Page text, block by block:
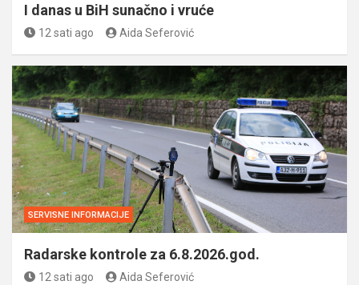
I danas u BiH sunačno i vruće
12 sati ago Aida Seferović
SERVISNE INFORMACIJE
Radarske kontrole za 6.8.2026.god.
12 sati ago Aida Seferović